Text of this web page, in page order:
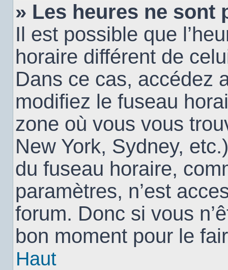
» Les heures ne sont
Il est possible que
horaire différent de
Dans ce cas, accédez
modifiez le fuseau
zone où vous vous
New York, Sydney,
du fuseau horaire,
paramètres, n’est
forum. Donc si vous
bon moment pour le
Haut